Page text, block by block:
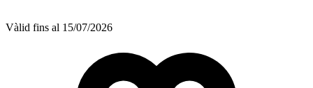
Vàlid fins al 15/07/2026